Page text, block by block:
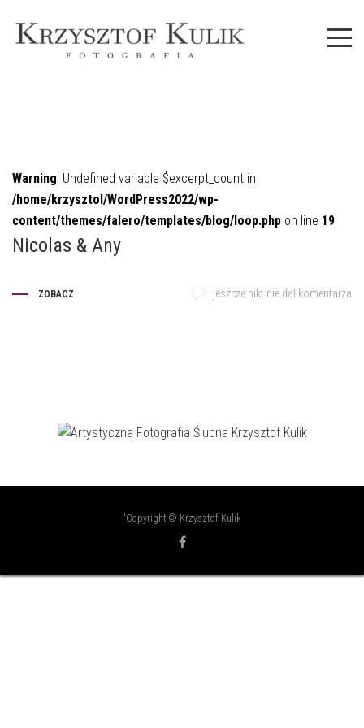
Warning: Undefined variable $excerpt_count in
/home/krzysztol/WordPress2022/wp-
content/themes/falero/templates/blog/loop.php on line 19
Nicolas & Any
ZOBACZ jeszcze nikt nie dał komentarza
'Copyright © Krzysztof Kulik